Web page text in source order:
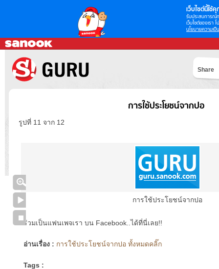
เว็บไซต์นี้ใช้คุ
รับประสบการณ์
เว็บไซต์ของเรา
นโยบายความเป็
Share
การใช้ประโยชน์จากปอ
รูปที่ 11 จาก 12
การใช้ประโยชน์จากปอ
ร่วมเป็นแฟนเพจเรา บน Facebook..ได้ที่นี่เลย!!
อ่านเรื่อง : การใช้ประโยชน์จากปอ ทั้งหมดคลิ๊ก
Tags :